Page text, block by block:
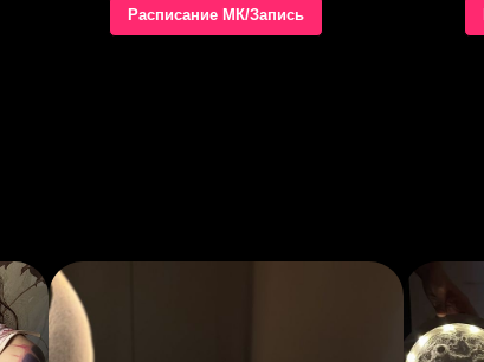
Расписание МК/Запись